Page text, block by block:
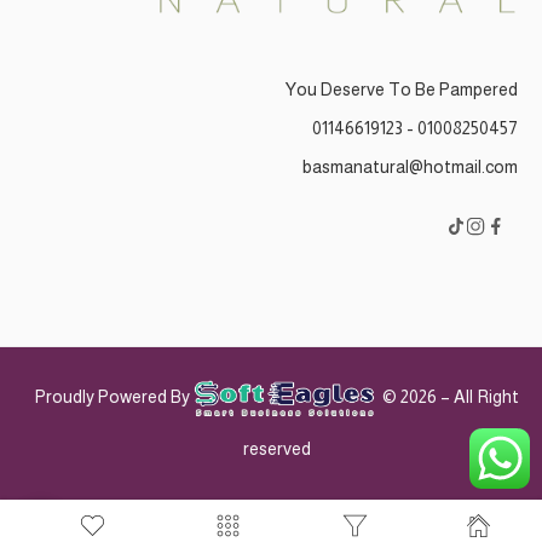
You Deserve To Be Pampered
01008250457 - 01146619123
basmanatural@hotmail.com
Proudly Powered By © 2026 – All Right
reserved